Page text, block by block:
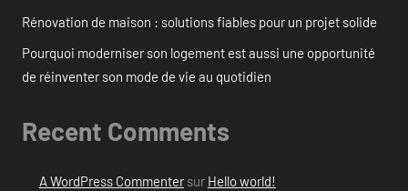
Rénovation de maison : solutions fiables pour un projet solide
Pourquoi moderniser son logement est aussi une opportunité
de réinventer son mode de vie au quotidien
Recent Comments
A WordPress Commentersur Hello world!